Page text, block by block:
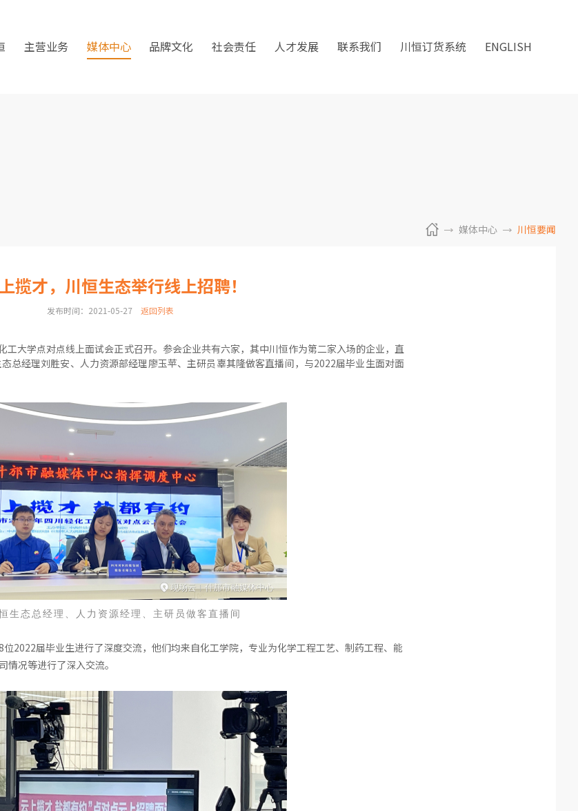
主营业务 媒体中心 品牌文化 社会责任 人才发展 联系我们 川恒订货系统 ENGLISH
媒体中心 川恒要闻
揽才，川恒生态举行线上招聘！
发布时间：2021-05-27 返回列表
工大学点对点线上面试会正式召开。参会企业共有六家，其中川恒作为第二家入场的企业，直
总经理刘胜安、人力资源部经理廖玉苹、主研员辜其隆做客直播间，与2022届毕业生面对面
生态总经理、人力资源经理、主研员做客直播间
2022届毕业生进行了深度交流，他们均来自化工学院，专业为化学工程工艺、制药工程、能
况等进行了深入交流。